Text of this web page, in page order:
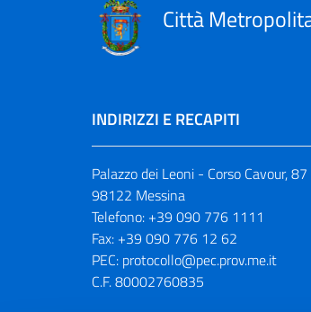
Città
INDIRIZZI E RECAPITI
Palazzo dei Leoni - Corso Cavour,
98122 Messina
Telefono: +39 090 776 1111
Fax: +39 090 776 12 62
PEC: protocollo@pec.prov.me.it
C.F. 80002760835